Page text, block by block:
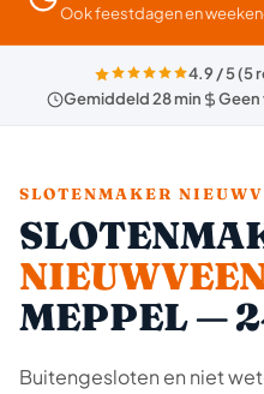
Ook feestdagen en
4.9 / 5 (5
Gemiddeld 28 min
Geen
SLOTENMAKER
MEPPEL —
Buitengesloten en niet